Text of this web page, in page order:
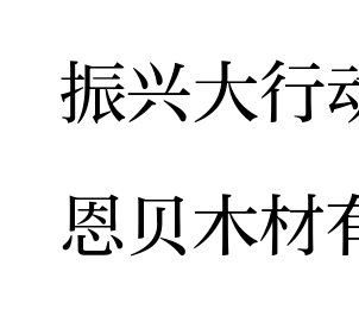
振兴大行
恩贝木材